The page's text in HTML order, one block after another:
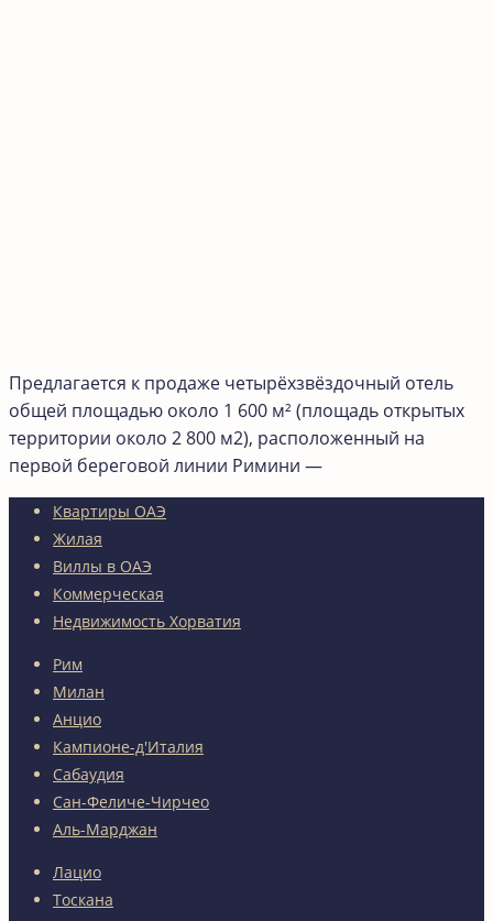
Предлагается к продаже четырёхзвёздочный отель
общей площадью около 1 600 м² (площадь открытых
территории около 2 800 м2), расположенный на
первой береговой линии Римини —
Квартиры ОАЭ
Жилая
Виллы в ОАЭ
Коммерческая
Недвижимость Хорватия
Рим
Милан
Анцио
Кампионе-д'Италия
Сабаудия
Сан-Феличе-Чирчео
Аль-Марджан
Лацио
Тоскана